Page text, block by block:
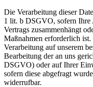
Die Verarbeitung dieser
1 lit. b DSGVO, sofern Ihre
Vertrags zusammenhängt
Maßnahmen erforderlich
Verarbeitung auf unserem
Bearbeitung der an uns
DSGVO) oder auf Ihrer
sofern diese abgefragt
widerrufbar.